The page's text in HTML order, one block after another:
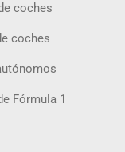
coches
coches
Fórmula 1